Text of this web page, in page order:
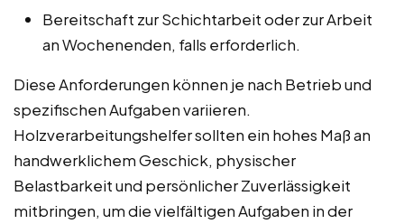
Bereitschaft zur Schichtarbeit oder zur Arbeit
an Wochenenden, falls erforderlich.
Diese Anforderungen können je nach Betrieb und
spezifischen Aufgaben variieren.
Holzverarbeitungshelfer sollten ein hohes Maß an
handwerklichem Geschick, physischer
Belastbarkeit und persönlicher Zuverlässigkeit
mitbringen, um die vielfältigen Aufgaben in der